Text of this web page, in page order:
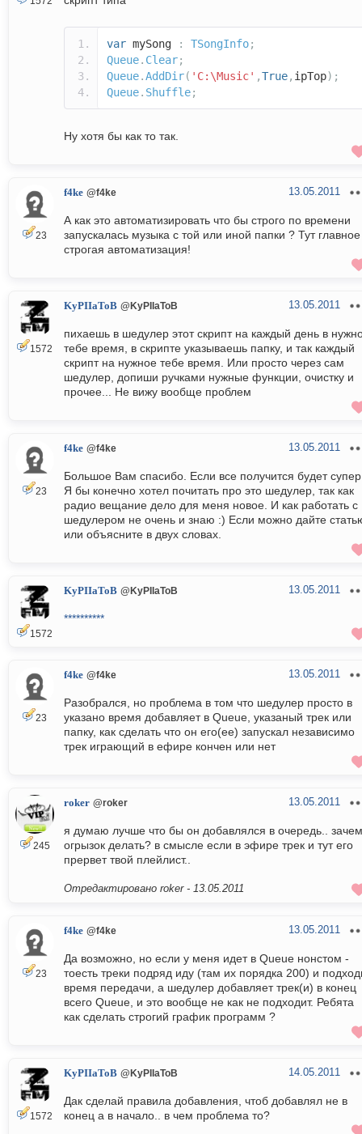
var mySong : TSongInfo;
Queue. Clear;
Queue.AddDir( 'С:\Music' ,True, ipTop);
Queue. Shuffle;
Ну хотя бы как то так.
23
f4ke @f4ke 13.05.2011
А как это автоматизировать что бы строго по времени
запускалась музыка с той или иной папки ? Тут главное
строгая автоматизация!
1572
KyPIIaToB @KyPIIaToB 13.05.2011
пихаешь в шедулер этот скрипт на каждый день в
тебе время, в скрипте указываешь папку, и так каждый
скрипт на нужное тебе время. Или просто через сам
шедулер, допиши ручками нужные функции, очистку и
прочее... Не вижу вообще проблем
23
f4ke @f4ke 13.05.2011
Большое Вам спасибо. Если все получится будет
Я бы конечно хотел почитать про это шедулер, так как
радио вещание дело для меня новое. И как работать с
шедулером не очень и знаю :) Если можно дайте
или объясните в двух словах.
1572
KyPIIaToB @KyPIIaToB 13.05.2011
**********
23
f4ke @f4ke 13.05.2011
Разобрался, но проблема в том что шедулер просто в
указано время добавляет в Queue, указаный трек или
папку, как сделать что он его(ее) запускал независимо
трек играющий в ефире кончен или нет
245
roker @roker 13.05.2011
я думаю лучше что бы он добавлялся в очередь.. зачем
огрызок делать? в смысле если в эфире трек и тут его
прервет твой плейлист..
Отредактировано roker - 13.05.2011
23
f4ke @f4ke 13.05.2011
Да возможно, но если у меня идет в Queue нонстом -
тоесть треки подряд иду (там их порядка 200) и
время передачи, а шедулер добавляет трек(и) в конец
всего Queue, и это вообще не как не подходит. Ребята
как сделать строгий график программ ?
1572
KyPIIaToB @KyPIIaToB 14.05.2011
Дак сделай правила добавления, чтоб добавлял не в
конец а в начало.. в чем проблема то?